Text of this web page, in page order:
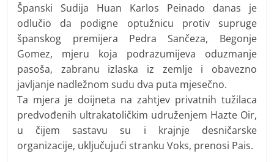
h
v
i
j
e
s
t
i
Španski Sudija Huan Karlos Peinado danas je
odlučio da podigne optužnicu protiv supruge
španskog premijera Pedra Sančeza, Begonje
Gomez, mjeru koja podrazumijeva oduzmanje
pasoša, zabranu izlaska iz zemlje i obavezno
javljanje nadležnom sudu dva puta mjesečno.
Ta mjera je doijneta na zahtjev privatnih tužilaca
predvođenih ultrakatoličkim udruženjem Hazte Oir,
u čijem sastavu su i krajnje desničarske
organizacije, uključujući stranku Voks, prenosi Pais.